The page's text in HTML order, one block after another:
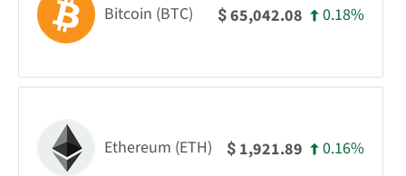
Bitcoin (BTC) $65,042.08 0.18%
Ethereum (ETH) $ 1,921.89 0.16%